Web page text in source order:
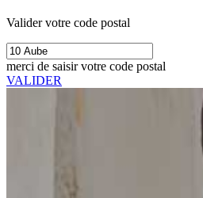
Valider votre code postal
merci de saisir votre code postal
VALIDER